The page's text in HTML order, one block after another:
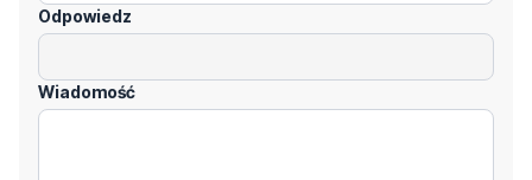
Imię / Podpis
Odpowiedz